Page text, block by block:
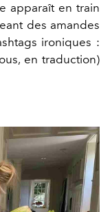
apparaît en train
des amandes
ironiques :
en traduction)